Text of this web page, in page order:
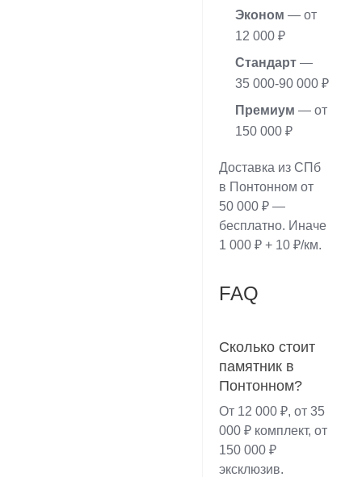
Эконом — от
12 000 ₽
Стандарт —
35 000-90 000 ₽
Премиум — от
150 000 ₽
Доставка из СПб
в Понтонном от
50 000 ₽ —
бесплатно. Иначе
1 000 ₽ + 10 ₽/км.
FAQ
Сколько стоит
памятник в
Понтонном?
От 12 000 ₽, от 35
000 ₽ комплект, от
150 000 ₽
эксклюзив.